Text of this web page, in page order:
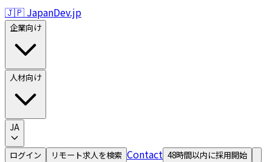
🇯🇵 JapanDev.jp
企業向け
人材向け
JA
ログイン リモート求人を検索 Contact 48時間以内に採用開始